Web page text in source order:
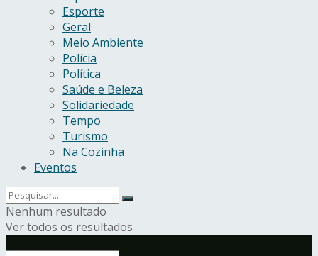
Esporte
Geral
Meio Ambiente
Polícia
Política
Saúde e Beleza
Solidariedade
Tempo
Turismo
Na Cozinha
Eventos
Nenhum resultado
Ver todos os resultados